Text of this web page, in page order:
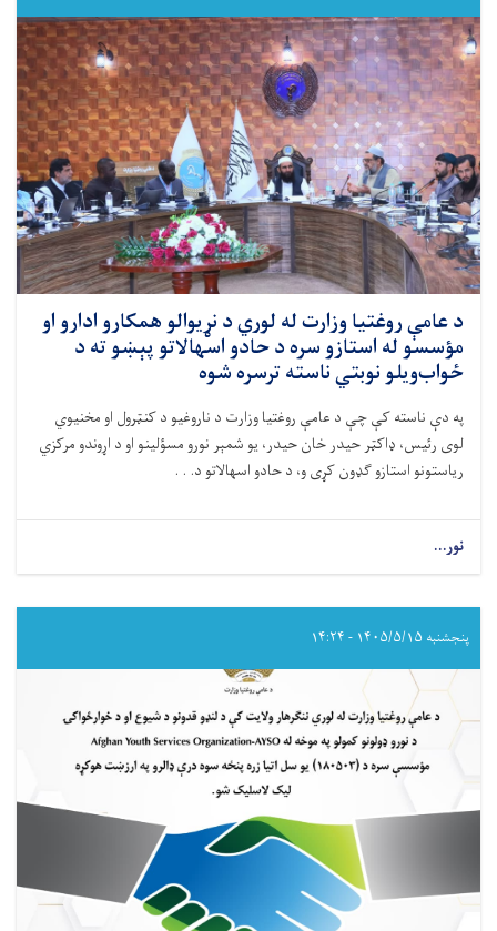
د عامې روغتيا وزارت له لوري د نړيوالو همکارو ادارو او
مؤسسو له استازو سره د حادو اسهالاتو پېښو ته د
ځواب‌ویلو نوبتي ناسته ترسره شوه
په دې ناسته کې چې د عامې روغتيا وزارت د ناروغيو د کنټرول او مخنيوي
لوی رئیس، ډاکټر حيدر خان حيدر، يو شمېر نورو مسؤلينو او د اړوندو مرکزي
رياستونو استازو ګډون کړی و، د حادو اسهالاتو د. . .
نور...
د
روغتيا
وزارت
لوري
نړيوالو
همکارو
ادارو
مؤسسو
د
پنجشنبه ۱۴۰۵/۵/۱۵ - ۱۴:۲۴